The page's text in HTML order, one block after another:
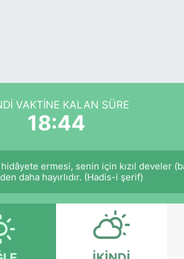
VAKTINE KALAN SÜRE
18:44
ermesi, senin için kızıl develer
daha hayırlıdır. (Hadis-i şerif)